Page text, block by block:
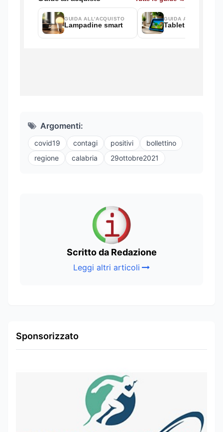
Argomenti:
covid19 contagi positivi
bollettino
regione
calabria 29ottobre2021
Scritto da Redazione
Leggi altri articoli
Sponsorizzato